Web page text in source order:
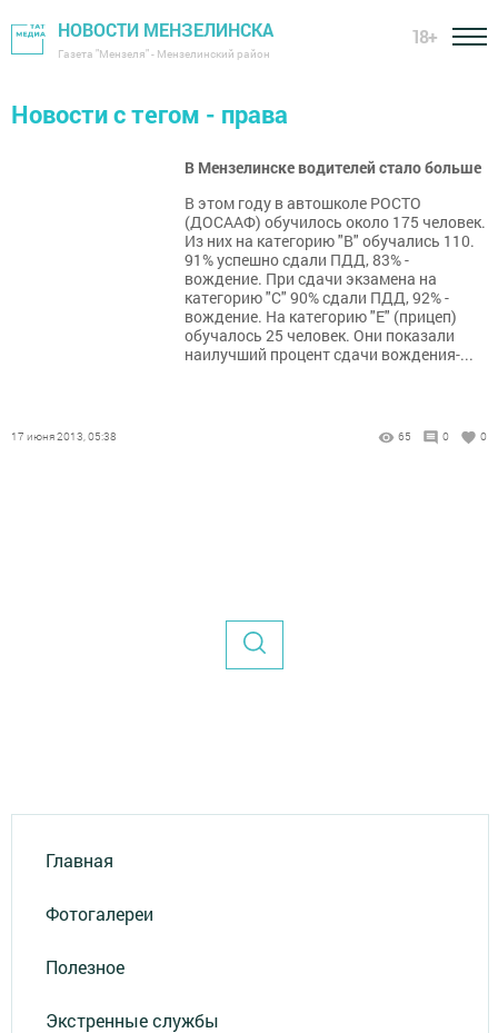
НОВОСТИ МЕНЗЕЛИНСКА
Газета "Мензеля" - Мензелинский район
18+
Новости с тегом - права
В Мензелинске водителей стало больше
В этом году в автошколе РОСТО
(ДОСААФ) обучилось около 175 человек.
Из них на категорию "В" обучались 110.
91% успешно сдали ПДД, 83% -
вождение. При сдачи экзамена на
категорию "С" 90% сдали ПДД, 92% -
вождение. На категорию "Е" (прицеп)
обучалось 25 человек. Они показали
наилучший процент сдачи вождения-...
17 июня 2013, 05:38 65 0 0
Главная
Фотогалереи
Полезное
Экстренные службы